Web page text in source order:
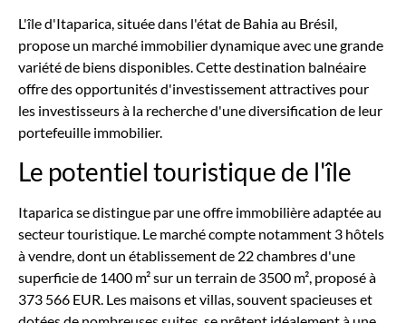
L'île d'Itaparica, située dans l'état de Bahia au Brésil,
propose un marché immobilier dynamique avec une grande
variété de biens disponibles. Cette destination balnéaire
offre des opportunités d'investissement attractives pour
les investisseurs à la recherche d'une diversification de leur
portefeuille immobilier.
Le potentiel touristique de l'île
Itaparica se distingue par une offre immobilière adaptée au
secteur touristique. Le marché compte notamment 3 hôtels
à vendre, dont un établissement de 22 chambres d'une
superficie de 1400 m² sur un terrain de 3500 m², proposé à
373 566 EUR. Les maisons et villas, souvent spacieuses et